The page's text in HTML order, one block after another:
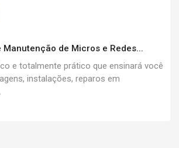
Manutenção de Micros e Redes...
e totalmente prático que ensinará você
instalações, reparos em